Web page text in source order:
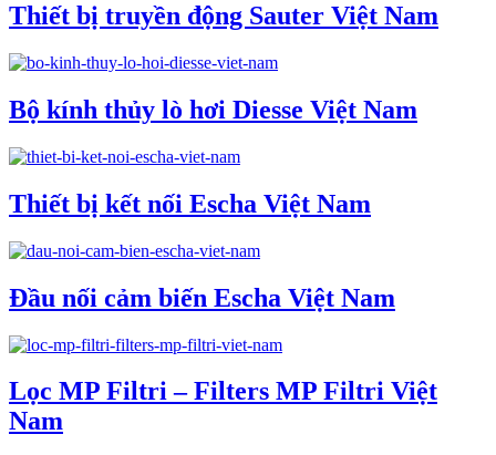
Thiết bị truyền động Sauter Việt Nam
Bộ kính thủy lò hơi Diesse Việt Nam
Thiết bị kết nối Escha Việt Nam
Đầu nối cảm biến Escha Việt Nam
Lọc MP Filtri – Filters MP Filtri Việt
Nam